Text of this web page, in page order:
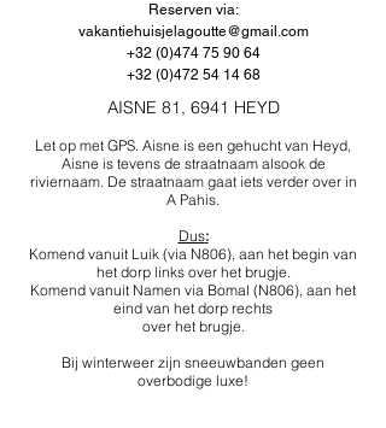
Reserven via:
vakantiehuisjelagoutte@gmail.com
+32 (0)474 75 90 64
+32 (0)472 54 14 68
AISNE 81, 6941 HEYD
Let op met GPS. Aisne is een gehucht van Heyd,
Aisne is tevens de straatnaam alsook de
riviernaam. De straatnaam gaat iets verder over in
A Pahis.
Dus:
Komend vanuit Luik (via N806), aan het begin van
het dorp links over het brugje.
Komend vanuit Namen via Bomal (N806), aan het
eind van het dorp rechts
over het brugje.
Bij winterweer zijn sneeuwbanden geen
overbodige luxe!